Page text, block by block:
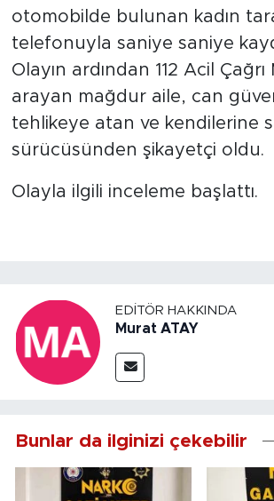
otomobilde bulunan kadın
telefonuyla saniye saniye
Olayın ardından 112 Acil Çağrı
arayan mağdur aile, can
tehlikeye atan ve kendilerine
sürücüsünden şikayetçi oldu.
Olayla ilgili inceleme başlattı.
EDITÖR HAKKINDA
Murat ATAY
Bunlar da ilginizi çekebilir